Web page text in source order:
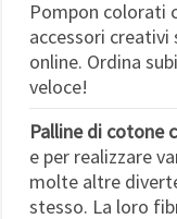
Impostazioni
Pompon colorati
accessori
online. Ordina
veloce!
Palline di cotone
e per realizzare
molte altre
stesso. La loro